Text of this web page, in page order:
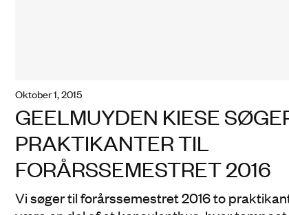
oktober 1, 2015
GEELMUYDEN KIESE
PRAKTIKANTER TIL
FORÅRSSEMESTRET 2016
Vi søger til forårssemestret 2016 to